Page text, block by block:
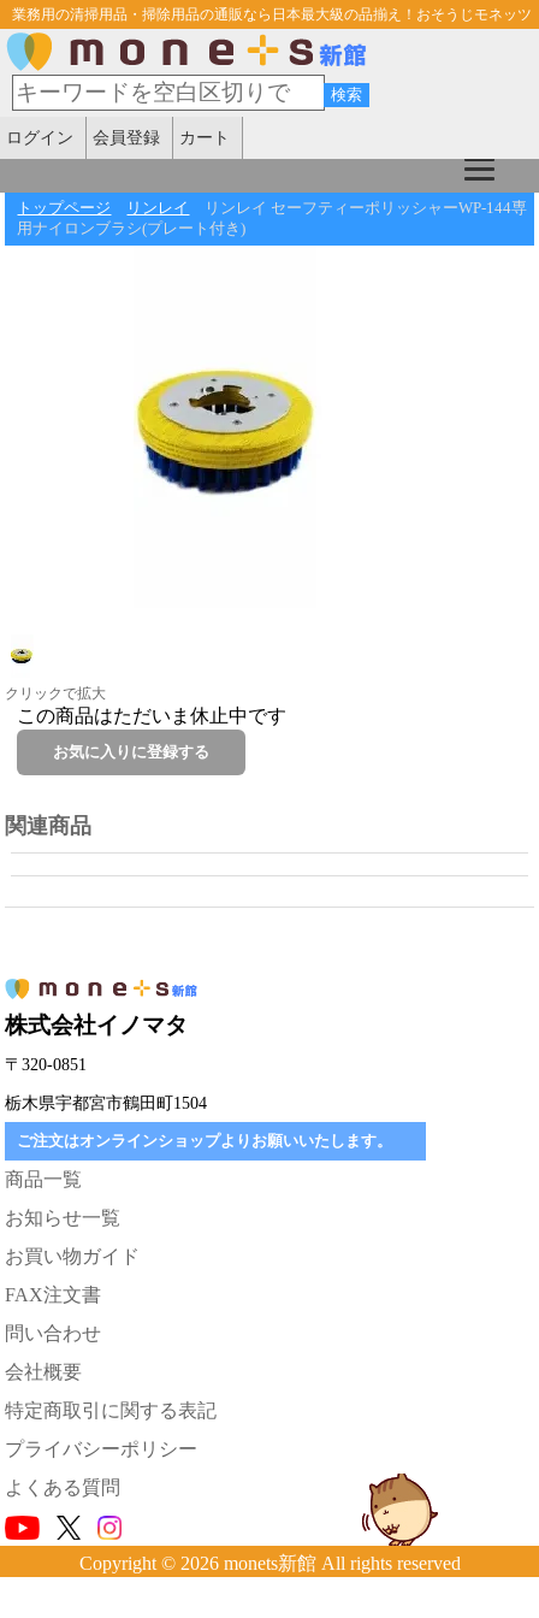
業務用の清掃用品・掃除用品の通販なら日本最大級の品揃え！おそうじモネッツ
ログイン 会員登録 カート
トップページ リンレイ
リンレイ セーフティーポリッシャーWP-144専
用ナイロンブラシ(プレート付き)
クリックで拡大
この商品はただいま休止中です
関連商品
株式会社イノマタ
〒320-0851
栃木県宇都宮市鶴田町1504
ご注文はオンラインショップよりお願いいたします。
商品一覧
お知らせ一覧
お買い物ガイド
FAX注文書
問い合わせ
会社概要
特定商取引に関する表記
プライバシーポリシー
よくある質問
Copyright © 2026 monets新館 All rights reserved